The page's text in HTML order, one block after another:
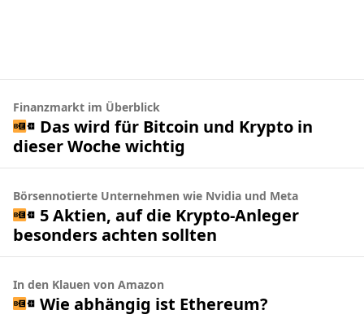
Finanzmarkt im Überblick
Das wird für Bitcoin und Krypto in
dieser Woche wichtig
Börsennotierte Unternehmen wie Nvidia und Meta
5 Aktien, auf die Krypto-Anleger
besonders achten sollten
In den Klauen von Amazon
Wie abhängig ist Ethereum?